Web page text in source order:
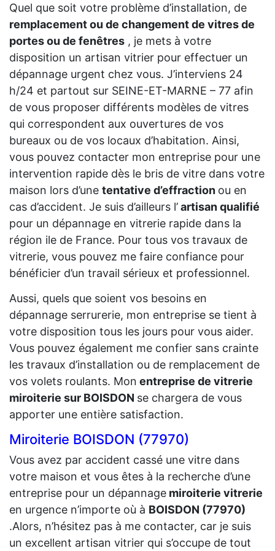
Quel que soit votre problème d’installation, de
remplacement ou de changement de vitres de
portes ou de fenêtres , je mets à votre
disposition un artisan vitrier pour effectuer un
dépannage urgent chez vous. J’interviens 24
h/24 et partout sur SEINE-ET-MARNE – 77 afin
de vous proposer différents modèles de vitres
qui correspondent aux ouvertures de vos
bureaux ou de vos locaux d’habitation. Ainsi,
vous pouvez contacter mon entreprise pour une
intervention rapide dès le bris de vitre dans votre
maison lors d’une tentative d’effraction ou en
cas d’accident. Je suis d’ailleurs l’artisan qualifié
pour un dépannage en vitrerie rapide dans la
région ile de France. Pour tous vos travaux de
vitrerie, vous pouvez me faire confiance pour
bénéficier d’un travail sérieux et professionnel.
Aussi, quels que soient vos besoins en
dépannage serrurerie, mon entreprise se tient à
votre disposition tous les jours pour vous aider.
Vous pouvez également me confier sans crainte
les travaux d’installation ou de remplacement de
vos volets roulants. Mon entreprise de vitrerie
miroiterie sur BOISDON se chargera de vous
apporter une entière satisfaction.
Miroiterie BOISDON (77970)
Vous avez par accident cassé une vitre dans
votre maison et vous êtes à la recherche d’une
entreprise pour un dépannage miroiterie vitrerie
en urgence n’importe où à BOISDON (77970)
.Alors, n’hésitez pas à me contacter, car je suis
un excellent artisan vitrier qui s’occupe de tout